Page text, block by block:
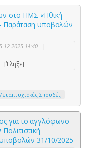
στο ΠΜΣ «Ηθική
Παράταση υποβολών
12-2025 14:40
|
[Έληξε]
Σπουδές
για το αγγλόφωνο
31/10/2025